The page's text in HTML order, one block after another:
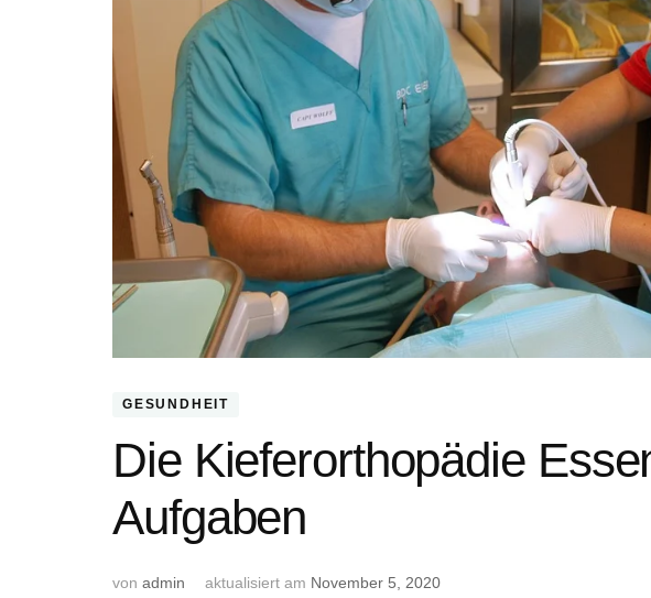
GESUNDHEIT
Die Kieferorthopädie
Aufgaben
von admin aktualisiert am November 5, 2020